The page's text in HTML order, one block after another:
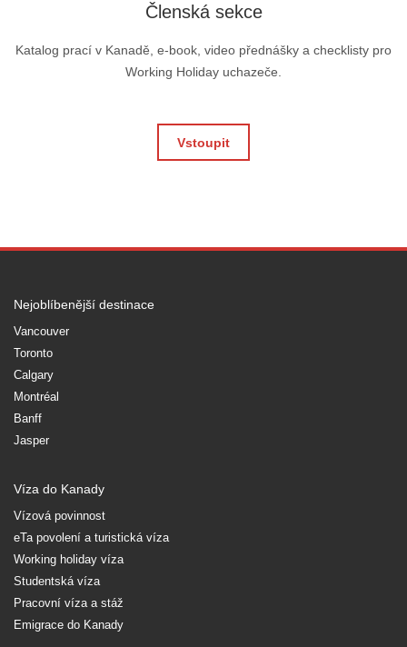
Členská sekce
Katalog prací v Kanadě, e-book, video přednášky a checklisty pro
Working Holiday uchazeče.
Vstoupit
Nejoblíbenější destinace
Vancouver
Toronto
Calgary
Montréal
Banff
Jasper
Víza do Kanady
Vízová povinnost
eTa povolení a turistická víza
Working holiday víza
Studentská víza
Pracovní víza a stáž
Emigrace do Kanady